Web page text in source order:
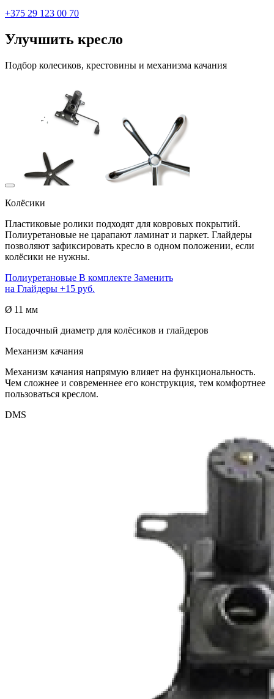
+375 29 123 00 70
Улучшить кресло
Подбор колесиков, крестовины и механизма качания
Колёсики
Пластиковые ролики подходят для ковровых покрытий.
Полиуретановые не царапают ламинат и паркет. Глайдеры
позволяют зафиксировать кресло в одном положении, если
колёсики не нужны.
Полиуретановые В комплекте Заменить
на Глайдеры +15 руб.
Ø 11 мм
Посадочный диаметр для колёсиков и глайдеров
Механизм качания
Механизм качания напрямую влияет на функциональность.
Чем сложнее и современнее его конструкция, тем комфортнее
пользоваться креслом.
DMS